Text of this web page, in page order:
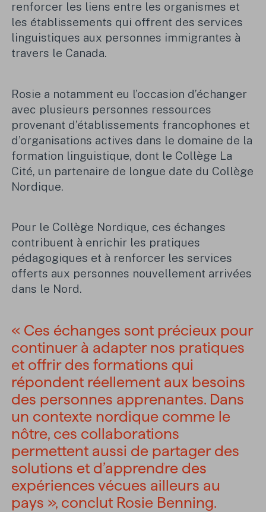
renforcer les liens entre les organismes et
les établissements qui offrent des services
linguistiques aux personnes immigrantes à
travers le Canada.
Rosie a notamment eu l’occasion d’échanger
avec plusieurs personnes ressources
provenant d’établissements francophones et
d’organisations actives dans le domaine de la
formation linguistique, dont le Collège La
Cité, un partenaire de longue date du Collège
Nordique.
Pour le Collège Nordique, ces échanges
contribuent à enrichir les pratiques
pédagogiques et à renforcer les services
offerts aux personnes nouvellement arrivées
dans le Nord.
« Ces échanges sont précieux pour
continuer à adapter nos pratiques
et offrir des formations qui
répondent réellement aux besoins
des personnes apprenantes. Dans
un contexte nordique comme le
nôtre, ces collaborations
permettent aussi de partager des
solutions et d’apprendre des
expériences vécues ailleurs au
pays », conclut Rosie Benning.